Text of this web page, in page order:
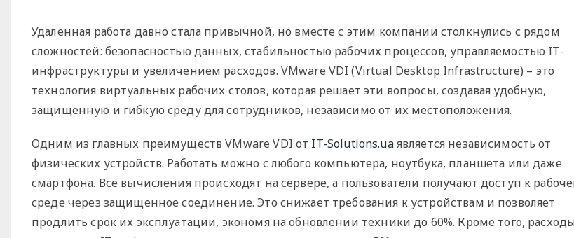
Удаленная работа давно стала привычной, но вместе с этим компании столкнулись с рядом
сложностей: безопасностью данных, стабильностью рабочих процессов, управляемостью IT-
инфраструктуры и увеличением расходов. VMware VDI (Virtual Desktop Infrastructure) – это
технология виртуальных рабочих столов, которая решает эти вопросы, создавая удобную,
защищенную и гибкую среду для сотрудников, независимо от их местоположения.
Одним из главных преимуществ VMware VDI от IT-Solutions.uaявляется независимость от
физических устройств. Работать можно с любого компьютера, ноутбука, планшета или даже
смартфона. Все вычисления происходят на сервере, а пользователи получают доступ к
среде через защищенное соединение. Это снижает требования к устройствам и позволяет
продлить срок их эксплуатации, экономя на обновлении техники до 60%. Кроме того,